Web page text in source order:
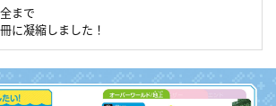
まで
に凝縮しました！